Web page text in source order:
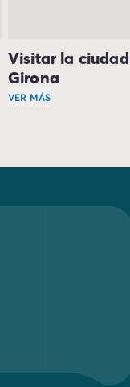
Visitar la
Girona
VER MÁS